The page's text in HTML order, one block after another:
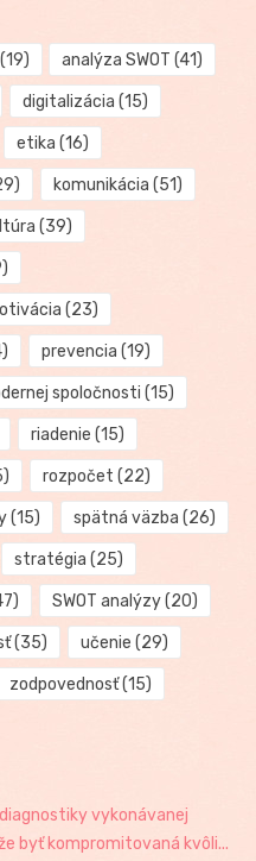
(19) analýza SWOT (41)
digitalizácia (15)
etika (16)
komunikácia (51)
(39)
(23)
prevencia (19)
spoločnosti (15)
riadenie (15)
rozpočet (22)
(15) spätná väzba (26)
stratégia (25)
SWOT analýzy(20)
(35) učenie (29)
zodpovednosť(15)
vykonávanej
byť kompromitovaná kvôli...